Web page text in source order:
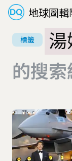
地球圖輯
標籤
的搜